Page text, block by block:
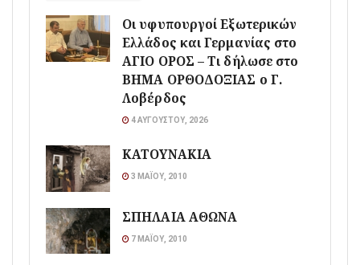
Οι υφυπουργοί Εξωτερικών
Ελλάδος και Γερμανίας στο
ΑΓΙΟ ΟΡΟΣ – Τι δήλωσε στο
ΒΗΜΑ ΟΡΘΟΔΟΞΙΑΣ ο Γ.
Λοβέρδος
4 ΑΥΓΟΎΣΤΟΥ, 2026
ΚΑΤΟΥΝΑΚΙΑ
3 ΜΑΪ́ΟΥ, 2010
ΣΠΗΛΑΙΑ ΑΘΩΝΑ
7 ΜΑΪ́ΟΥ, 2010